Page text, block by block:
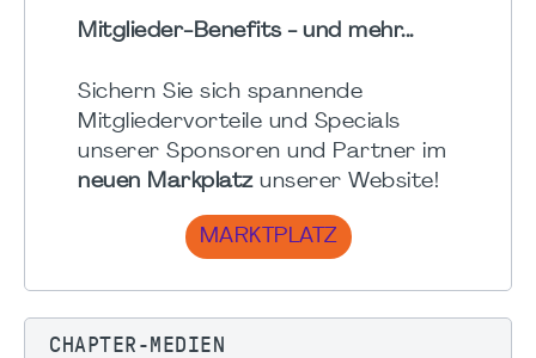
Mitglieder-Benefits - und mehr...
Sichern Sie sich spannende
Mitgliedervorteile und Specials
unserer Sponsoren und Partner im
neuen Markplatzunserer Website!
MARKTPLATZ
CHAPTER-MEDIEN